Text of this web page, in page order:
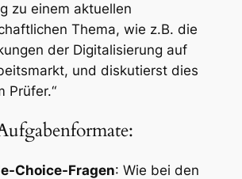
zu einem aktuellen
Thema, wie z.B. die
der Digitalisierung auf
und diskutierst dies
Prüfer.“
Choice-Fragen: Wie bei den